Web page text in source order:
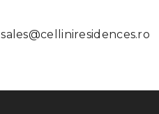
sales@celliniresidences.ro